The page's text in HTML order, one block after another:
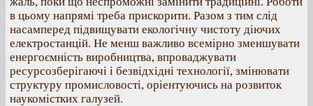
в цьому напрямі треба прискорити. Разом з тим слід
насамперед підвищувати екологічну чистоту діючих
електростанцій. Не менш важливо всемірно зменшувати
енергоємність виробництва, впроваджувати
ресурсозберігаючі і безвідхідні технології, змінювати
структуру промисловості, оріентуючись на розвиток
наукомістких галузей.